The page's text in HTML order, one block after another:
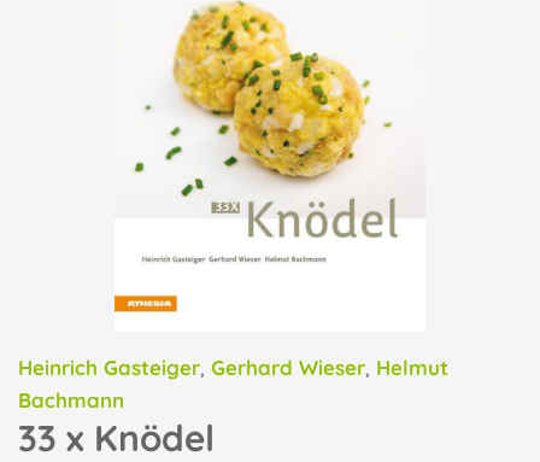
Heinrich Gasteiger, Gerhard Wieser, Helmut
Bachmann
33 x Knödel